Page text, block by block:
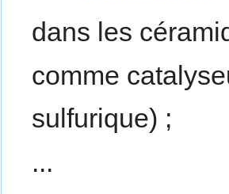
dans les
comme
sulfurique) ;
...